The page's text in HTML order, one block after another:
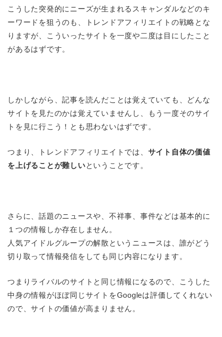
こうした突発的にニーズが生まれるスキャンダルなどのキ
ーワードを狙うのも、トレンドアフィリエイトの戦略とな
りますが、こういったサイトを一度や二度は目にしたこと
があるはずです。
しかしながら、記事を読んだことは覚えていても、どんな
サイトを見たのかは覚えていませんし、もう一度そのサイ
トを見に行こう！とも思わないはずです。
つまり、トレンドアフィリエイトでは、 サイト自体の価値
を上げることが難しいということです。
さらに、話題のニュースや、不祥事、事件などは基本的に
１つの情報しか存在しません。
人気アイドルグループの解散というニュースは、誰がどう
切り取って情報発信をしても同じ内容になります。
つまりライバルのサイトと同じ情報になるので、こうした
中身の情報がほぼ同じサイトをGoogleは評価してくれない
ので、サイトの価値が高まりません。